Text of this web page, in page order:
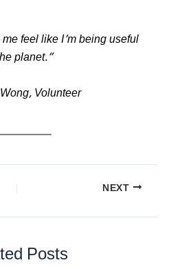
feel like I’m being useful
planet.”
Volunteer
NEXT
Posts